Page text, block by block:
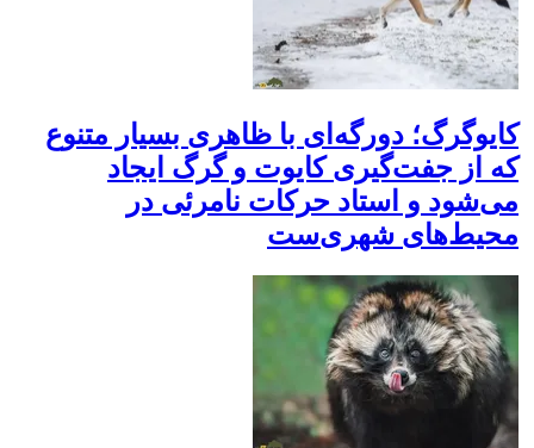
کایوگرگ؛ دورگه‌ای با ظاهری بسیار متنوع
که از جفت‌گیری کایوت و گرگ ایجاد
می‌شود و استاد حرکات نامرئی در
محیط‌های شهری‌ست